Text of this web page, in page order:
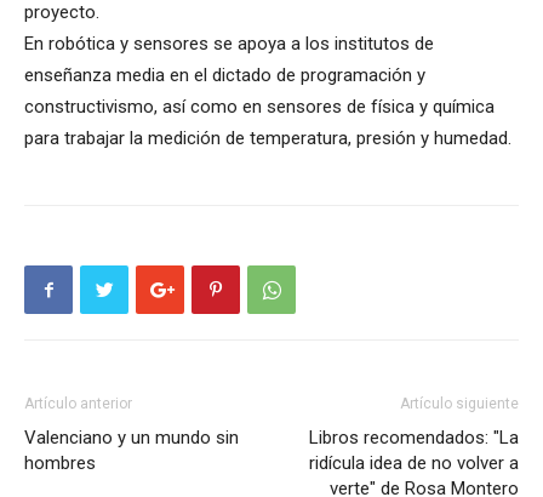
proyecto.
En robótica y sensores se apoya a los institutos de
enseñanza media en el dictado de programación y
constructivismo, así como en sensores de física y química
para trabajar la medición de temperatura, presión y humedad.
Artículo anterior
Valenciano y un mundo sin
hombres
Artículo siguiente
Libros recomendados: "La
ridícula idea de no volver a
verte" de Rosa Montero